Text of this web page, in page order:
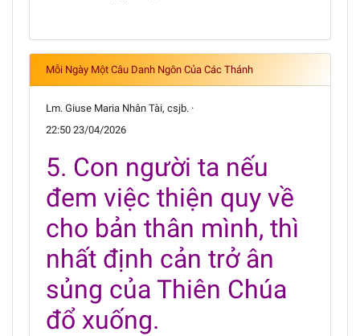
Mỗi Ngày Một Câu Danh Ngôn Của Các Thánh
Lm. Giuse Maria Nhân Tài, csjb. ·
22:50 23/04/2026
5. Con người ta nếu
đem việc thiện quy về
cho bản thân mình, thì
nhất định cản trở ân
sủng của Thiên Chúa
đổ xuống.